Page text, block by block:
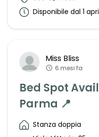
Disponibile dal 1
Miss Bliss
6 mesi fa
Bed Spot
Parma 📍
Stanza doppia